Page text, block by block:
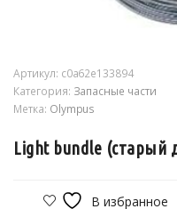
Артикул: c0a62e133894
Категория: Запасные части
Метка: Olympus
Light bundle (старый
В избранное